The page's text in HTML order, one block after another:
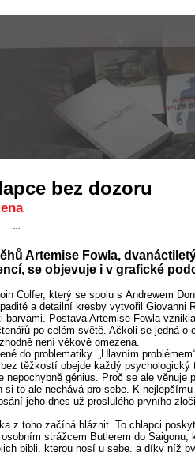
bez dozoru
Artemise Fowla,
se objevuje i v grafické
Colfer, který se spolu s Andrewem
a detailní kresby vytvořil Giovanni
barvami. Postava Artemise Fowla vznikla
po celém světě. Ačkoli se jedná o
není věkově omezena.
do problematiky. „Hlavním
bez těžkostí obejde každý psychologický
génius. Proč se ale věnuje
to ale nechává pro sebe. K nejlepšímu
jeho dnes už proslulého prvního
z toho začíná bláznit. To chlapci
strážcem Butlerem do Saigonu,
bibli, kterou nosí u sebe, a díky níž